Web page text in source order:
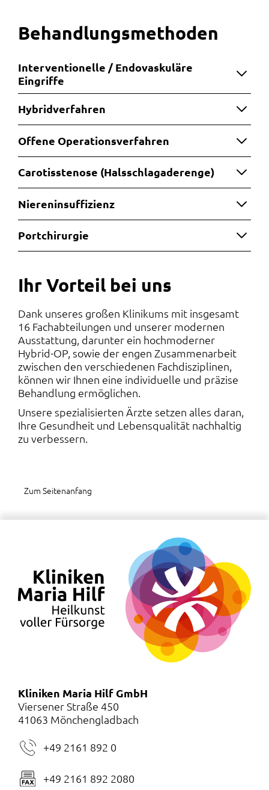
Behandlungsmethoden
Interventionelle / Endovaskuläre
Eingriffe
Hybridverfahren
Offene Operationsverfahren
Carotisstenose (Halsschlagaderenge)
Niereninsuffizienz
Portchirurgie
Ihr Vorteil bei uns
Dank unseres großen Klinikums mit insgesamt
16 Fachabteilungen und unserer modernen
Ausstattung, darunter ein hochmoderner
Hybrid-OP, sowie der engen Zusammenarbeit
zwischen den verschiedenen Fachdisziplinen,
können wir Ihnen eine individuelle und präzise
Behandlung ermöglichen.
Unsere spezialisierten Ärzte setzen alles daran,
Ihre Gesundheit und Lebensqualität nachhaltig
zu verbessern.
Zum Seitenanfang
Kliniken Maria Hilf GmbH
Viersener Straße 450
41063 Mönchengladbach
+49 2161 892 0
+49 2161 892 2080